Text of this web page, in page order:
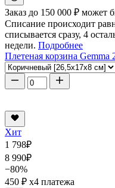
Заказ до 150 000 ₽ может
Списание происходит
списывается сразу, 4
недели. Подробнее
Плетеная корзина Gemma
Хит
1 798₽
8 990₽
−80%
450 ₽ x4 платежа